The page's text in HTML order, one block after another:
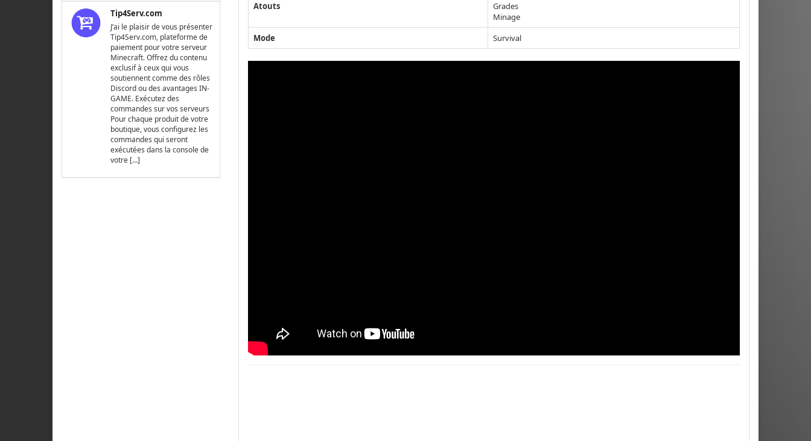
Tip4Serv.com
J’ai le plaisir de vous présenter
Tip4Serv.com, plateforme de
paiement pour votre serveur
Minecraft. Offrez du contenu
exclusif à ceux qui vous
soutiennent comme des rôles
Discord ou des avantages IN-
GAME. Exécutez des
commandes sur vos serveurs
Pour chaque produit de votre
boutique, vous configurez les
commandes qui seront
exécutées dans la console de
votre […]
Atouts
Grades
Minage
Mode
Survival